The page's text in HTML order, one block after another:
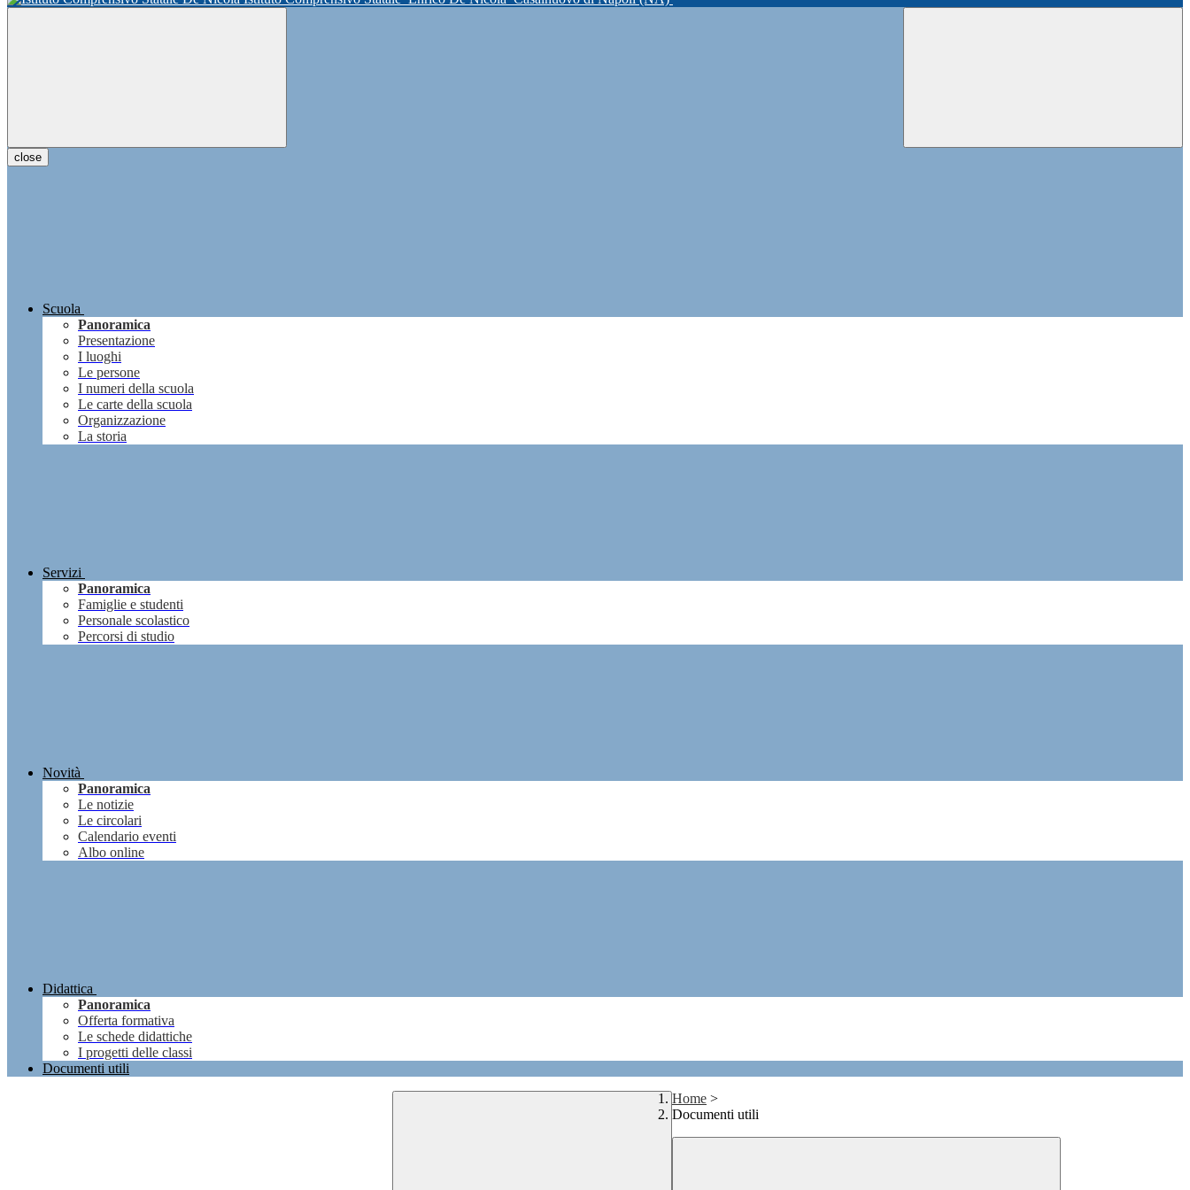
close
Scuola
Panoramica
Presentazione
I luoghi
Le persone
I numeri della scuola
Le carte della scuola
Organizzazione
La storia
Servizi
Panoramica
Famiglie e studenti
Personale scolastico
Percorsi di studio
Novità
Panoramica
Le notizie
Le circolari
Calendario eventi
Albo online
Didattica
Panoramica
Offerta formativa
Le schede didattiche
I progetti delle classi
Documenti utili
Home >
Documenti utili